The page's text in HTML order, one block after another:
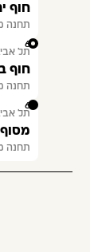
חוף
תחנה מס׳
64
תל
חוף
תחנה מס׳
65
תל
תחנה מס׳